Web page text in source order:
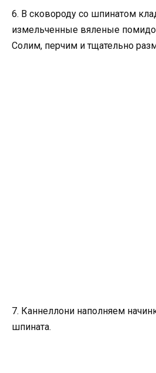
6. В сковороду со шпинатом
измельченные вяленые
Солим, перчим и тщательно
7. Каннеллони наполняем
шпината.